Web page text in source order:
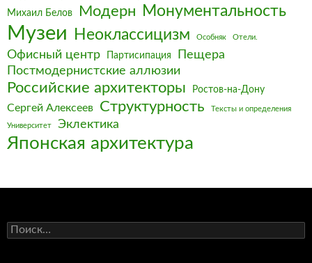
Михаил Белов Модерн Монументальность
Музеи Неоклассицизм Особняк Отели.
Офисный центр Партисипация
Пещера
Постмодернистские аллюзии
Российские архитекторы Ростов-на-Дону
Сергей Алексеев Структурность Тексты и определения
Университет Эклектика
Японская архитектура
Найти: